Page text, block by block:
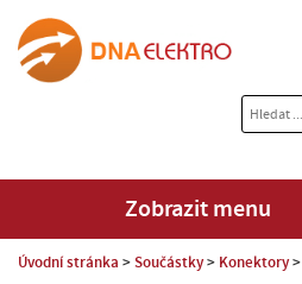
Zobrazit menu
Úvodní stránka Součástky Konektory